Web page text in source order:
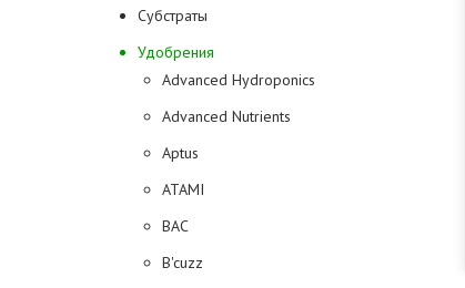
Субстраты
Удобрения
Advanced Hydroponics
Advanced Nutrients
Aptus
ATAMI
BAC
B'cuzz